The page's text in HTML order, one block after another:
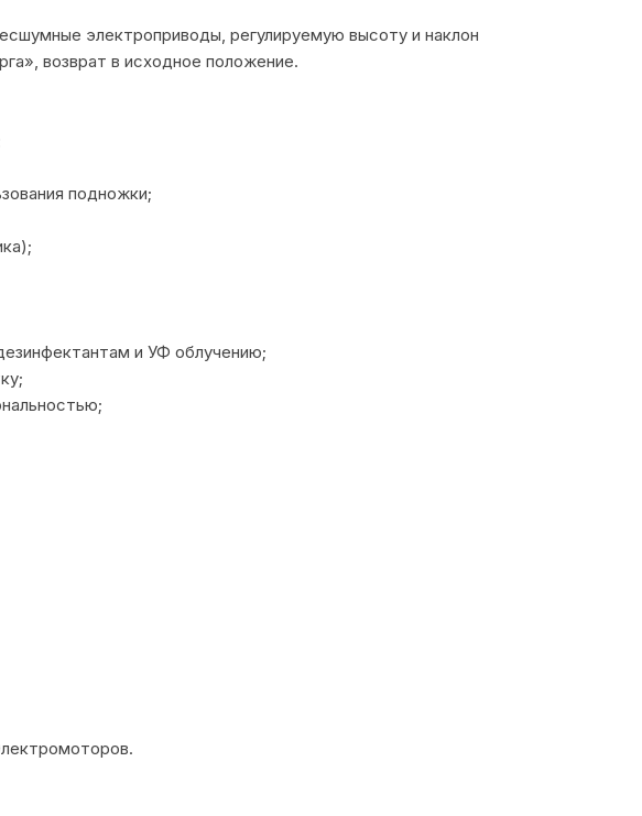
электроприводы, регулируемую высоту и наклон
возврат в исходное положение.
подножки;
и УФ облучению;